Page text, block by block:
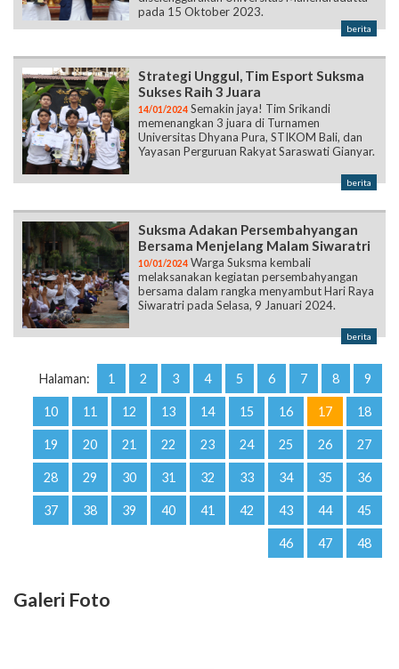
pada 15 Oktober 2023.
berita
Strategi Unggul, Tim Esport Suksma
Sukses Raih 3 Juara
14/01/2024 Semakin jaya! Tim Srikandi
memenangkan 3 juara di Turnamen
Universitas Dhyana Pura, STIKOM Bali, dan
Yayasan Perguruan Rakyat Saraswati Gianyar.
berita
Suksma Adakan Persembahyangan
Bersama Menjelang Malam Siwaratri
10/01/2024 Warga Suksma kembali
melaksanakan kegiatan persembahyangan
bersama dalam rangka menyambut Hari Raya
Siwaratri pada Selasa, 9 Januari 2024.
berita
Halaman: 1 2 3 4 5 6 7 8 9
10 11 12 13 14 15 16 17 18
19 20 21 22 23 24 25 26 27
28 29 30 31 32 33 34 35 36
37 38 39 40 41 42 43 44 45
46 47 48
Galeri Foto